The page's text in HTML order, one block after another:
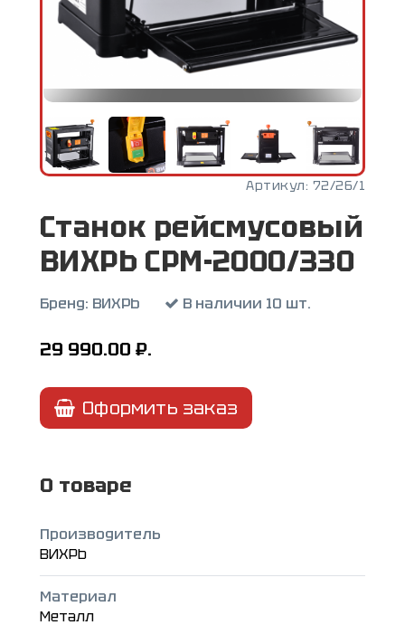
Артикул: 72/26/1
Станок рейсмусовый
ВИХРЬ СРМ-2000/330
Бренд: ВИХРЬ В наличии 10 шт.
29 990.00 ₽.
Оформить заказ
О товаре
Производитель
ВИХРЬ
Материал
Металл